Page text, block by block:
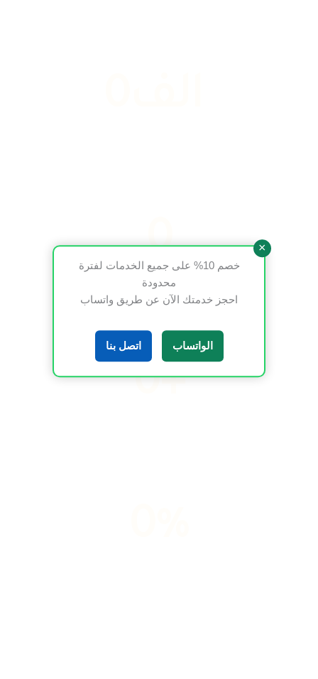
خبير تنسيق الحدائق
0
+
0
×
خصم 10% على جميع الخدمات لفترة
محدودة
احجز خدمتك الآن عن طريق واتساب
الواتساب اتصل بنا